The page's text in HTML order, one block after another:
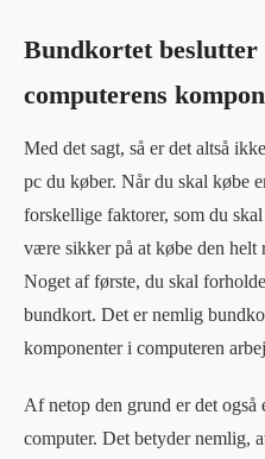
Bundkortet beslutter
computerens
Med det sagt, så er det altså
pc du køber. Når du skal købe
forskellige faktorer, som du
være sikker på at købe den helt
Noget af første, du skal
bundkort. Det er nemlig
komponenter i computeren
Af netop den grund er det
computer. Det betyder nemlig,